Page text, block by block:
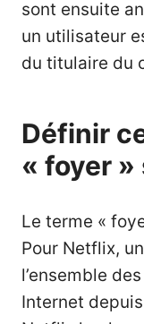
sont ensuite
un utilisateur
du titulaire du
Définir
« foyer
Le terme «
Pour Netflix,
l’ensemble
Internet